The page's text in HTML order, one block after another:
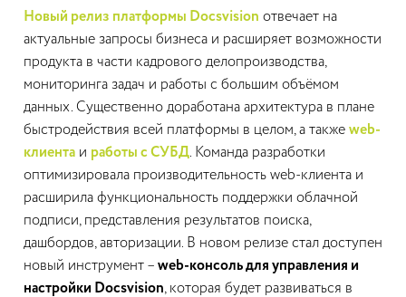
Новый релиз платформы Docsvision отвечает на
актуальные запросы бизнеса и расширяет возможности
продукта в части кадрового делопроизводства,
мониторинга задач и работы с большим объёмом
данных. Существенно доработана архитектура в плане
быстродействия всей платформы в целом, а также web-
клиента и работы с СУБД. Команда разработки
оптимизировала производительность web-клиента и
расширила функциональность поддержки облачной
подписи, представления результатов поиска,
дашбордов, авторизации. В новом релизе стал доступен
новый инструмент – web-консоль для управления и
настройки Docsvision, которая будет развиваться в